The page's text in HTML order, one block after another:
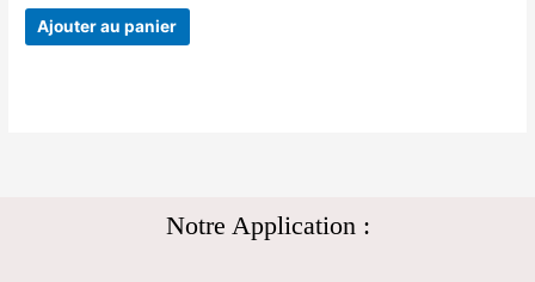
Ajouter au panier
Notre Application :